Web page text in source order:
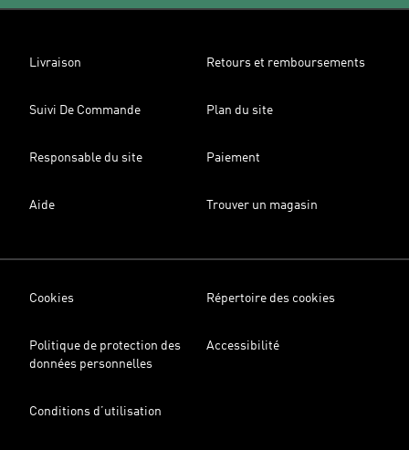
Livraison Retours et remboursements
Suivi De Commande Plan du site
Responsable du site Paiement
Aide Trouver un magasin
Cookies Répertoire des cookies
Politique de protection des
données personnelles
Accessibilité
Conditions d’utilisation